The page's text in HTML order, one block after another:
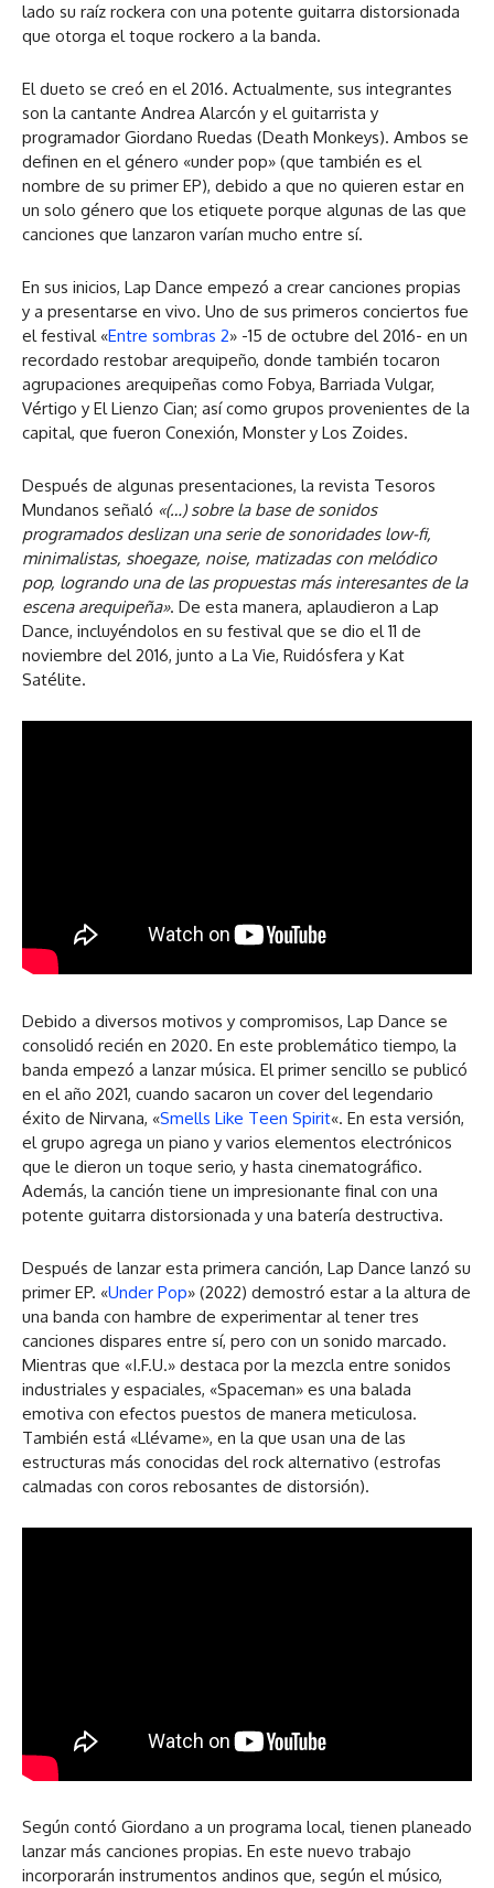
lado su raíz rockera con una potente guitarra distorsionada
que otorga el toque rockero a la banda.
El dueto se creó en el 2016. Actualmente, sus integrantes
son la cantante Andrea Alarcón y el guitarrista y
programador Giordano Ruedas (Death Monkeys). Ambos se
definen en el género «under pop» (que también es el
nombre de su primer EP), debido a que no quieren estar en
un solo género que los etiquete porque algunas de las que
canciones que lanzaron varían mucho entre sí.
En sus inicios, Lap Dance empezó a crear canciones propias
y a presentarse en vivo. Uno de sus primeros conciertos fue
el festival «Entre sombras 2» -15 de octubre del 2016- en un
recordado restobar arequipeño, donde también tocaron
agrupaciones arequipeñas como Fobya, Barriada Vulgar,
Vértigo y El Lienzo Cian; así como grupos provenientes de la
capital, que fueron Conexión, Monster y Los Zoides.
Después de algunas presentaciones, la revista Tesoros
Mundanos señaló «(…) sobre la base de sonidos
programados deslizan una serie de sonoridades low-fi,
minimalistas, shoegaze, noise, matizadas con melódico
pop, logrando una de las propuestas más interesantes de la
escena arequipeña». De esta manera, aplaudieron a Lap
Dance, incluyéndolos en su festival que se dio el 11 de
noviembre del 2016, junto a La Vie, Ruidósfera y Kat
Satélite.
Debido a diversos motivos y compromisos, Lap Dance se
consolidó recién en 2020. En este problemático tiempo, la
banda empezó a lanzar música. El primer sencillo se publicó
en el año 2021, cuando sacaron un cover del legendario
éxito de Nirvana, «Smells Like Teen Spirit«. En esta versión,
el grupo agrega un piano y varios elementos electrónicos
que le dieron un toque serio, y hasta cinematográfico.
Además, la canción tiene un impresionante final con una
potente guitarra distorsionada y una batería destructiva.
Después de lanzar esta primera canción, Lap Dance lanzó su
primer EP. «Under Pop» (2022) demostró estar a la altura de
una banda con hambre de experimentar al tener tres
canciones dispares entre sí, pero con un sonido marcado.
Mientras que «I.F.U.» destaca por la mezcla entre sonidos
industriales y espaciales, «Spaceman» es una balada
emotiva con efectos puestos de manera meticulosa.
También está «Llévame», en la que usan una de las
estructuras más conocidas del rock alternativo (estrofas
calmadas con coros rebosantes de distorsión).
Según contó Giordano a un programa local, tienen planeado
lanzar más canciones propias. En este nuevo trabajo
incorporarán instrumentos andinos que, según el músico,